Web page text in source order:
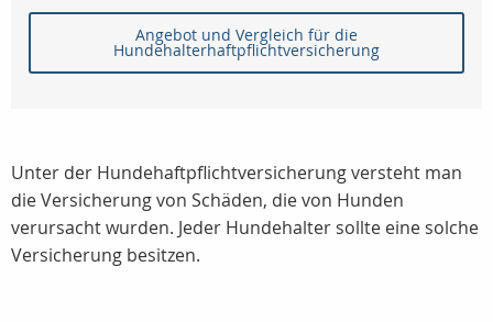
Angebot und Vergleich für die
Hundehalterhaftpflichtversicherung
Unter der Hundehaftpflichtversicherung versteht man
die Versicherung von Schäden, die von Hunden
verursacht wurden. Jeder Hundehalter sollte eine solche
Versicherung besitzen.